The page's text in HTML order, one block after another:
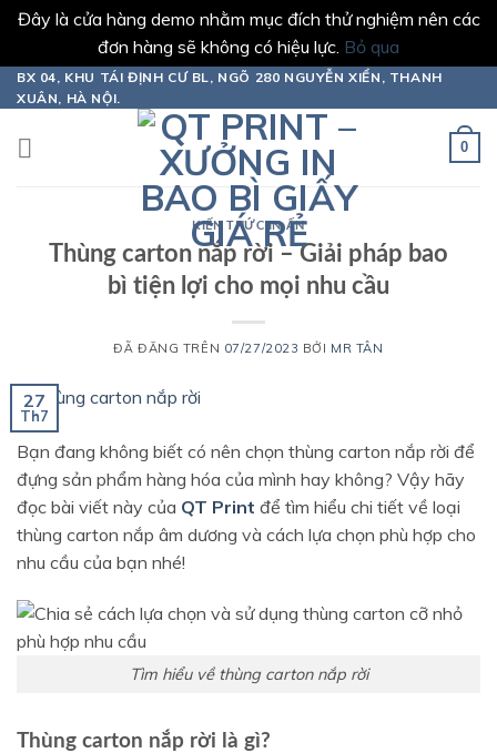
Đây là cửa hàng demo nhằm mục đích thử nghiệm nên các
đơn hàng sẽ không có hiệu lực. Bỏ qua
Chuyển
đến
nội
dung
BX 04, KHU TÁI ĐỊNH CƯ BL, NGÕ 280 NGUYỄN XIỂN, THANH
XUÂN, HÀ NỘI.
0
KIẾN THỨC IN ẤN
Thùng carton nắp rời – Giải pháp bao
bì tiện lợi cho mọi nhu cầu
ĐÃ ĐĂNG TRÊN 07/27/2023 BỞI MR TÂN
27
Th7
Bạn đang không biết có nên chọn thùng carton nắp rời để
đựng sản phẩm hàng hóa của mình hay không? Vậy hãy
đọc bài viết này của QT Print để tìm hiểu chi tiết về loại
thùng carton nắp âm dương và cách lựa chọn phù hợp cho
nhu cầu của bạn nhé!
Tìm hiểu về thùng carton nắp rời
Thùng carton nắp rời là gì?